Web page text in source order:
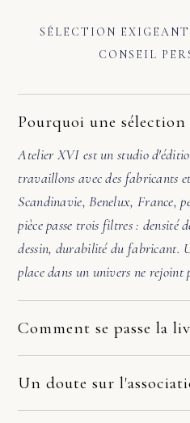
SÉLECTION
CONSEIL
Pourquoi une
Atelier XVI est un studio
travaillons avec des fabricants
Scandinavie, Benelux, France,
pièce passe trois filtres : densité
dessin, durabilité du fabricant.
place dans un univers ne rejoint
Comment se passe la
européens. Le délai dépend du
Un doute sur